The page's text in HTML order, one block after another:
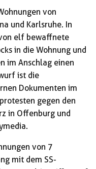
von
und Karlsruhe. In
elf bewaffnete
in die Wohnung und
im Anschlag einen
ist die
Dokumenten im
gegen den
in Offenburg und
von 7
mit dem SS-